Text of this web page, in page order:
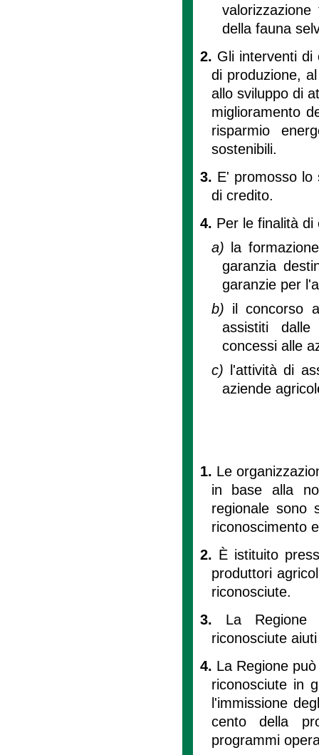
della fauna
2. Gli interventi
di produzione,
allo sviluppo di
miglioramento
risparmio
sostenibili.
3. E' promosso lo
di credito.
4. Per le finalità
a)
la
garanzia
garanzie per
b) il concorso
assistiti
concessi alle
c)
l'attività di
aziende
1. Le
in base alla
regionale sono
riconoscimento
2. È istituito
produttori
riconosciute.
3. La Regione
riconosciute
4. La Regione
riconosciute in
l'immissione
cento della
programmi